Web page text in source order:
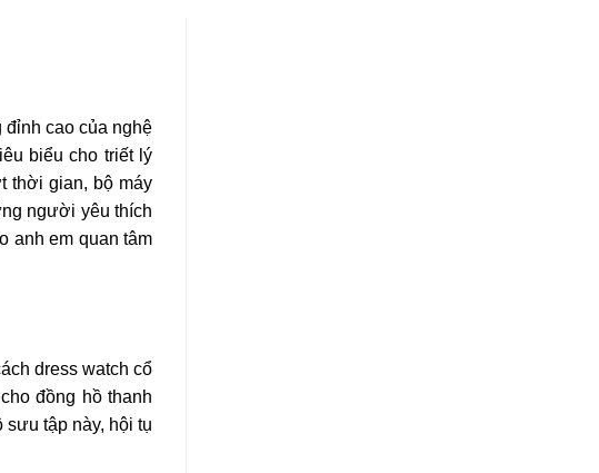
đỉnh cao của nghệ
biểu cho triết lý
thời gian, bộ máy
người yêu thích
anh em quan tâm
dress watch cổ
đồng hồ thanh
sưu tập này, hội tụ